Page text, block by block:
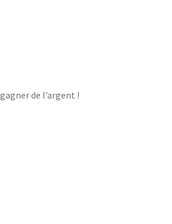
de l’argent !